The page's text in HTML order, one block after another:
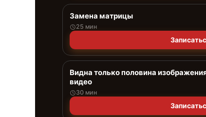
Замена матрицы
25 мин
Видна только половина
видео
30 мин